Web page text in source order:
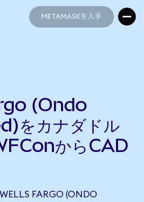
METAMASKを入手
(Ondo
をカナダドル
からCAD
FARGO (ONDO